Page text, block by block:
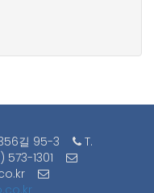
길 95-3
T.
573-1301